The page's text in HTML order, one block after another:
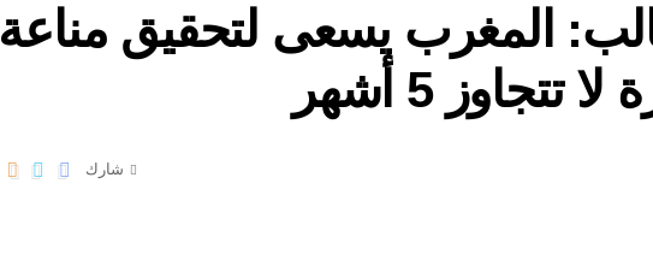
المغرب يسعى لتحقيق مناعة
5 أشهر
شارك